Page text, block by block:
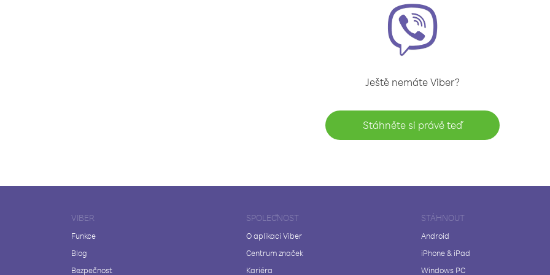
Ještě nemáte Viber?
Stáhněte si právě teď
VIBER
Funkce
Blog
Bezpečnost
SPOLEČNOST
O aplikaci Viber
Centrum značek
Kariéra
STÁHNOUT
Android
iPhone & iPad
Windows PC